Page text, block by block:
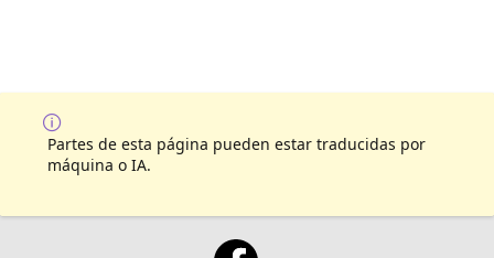
Partes de esta página pueden estar traducidas por
máquina o IA.